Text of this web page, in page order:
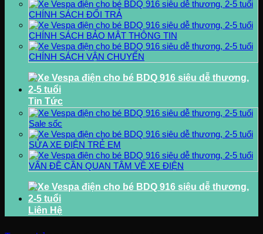
CHÍNH SÁCH ĐỔI TRẢ
CHÍNH SÁCH BẢO MẬT THÔNG TIN
CHÍNH SÁCH VẬN CHUYỂN
Tin Tức
Sale sốc
SỬA XE ĐIỆN TRẺ EM
VẤN ĐỀ CẦN QUAN TÂM VỀ XE ĐIỆN
Liên Hệ